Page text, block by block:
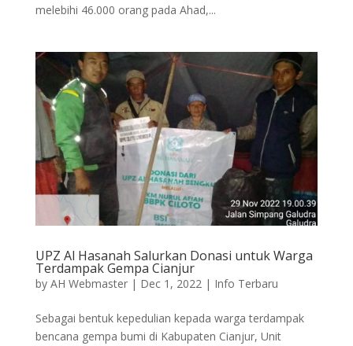
melebihi 46.000 orang pada Ahad,...
UPZ Al Hasanah Salurkan Donasi untuk Warga
Terdampak Gempa Cianjur
by AH Webmaster| Dec 1, 2022| Info Terbaru
Sebagai bentuk kepedulian kepada warga terdampak
bencana gempa bumi di Kabupaten Cianjur, Unit